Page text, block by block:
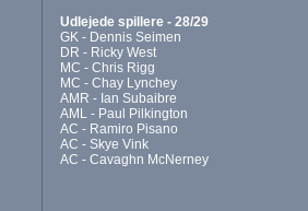
Udlejede spillere - 28/29
GK - Dennis Seimen
DR - Ricky West
MC - Chris Rigg
MC - Chay Lynchey
AMR - Ian Subaibre
AML - Paul Pilkington
AC - Ramiro Pisano
AC - Skye Vink
AC - Cavaghn McNerney